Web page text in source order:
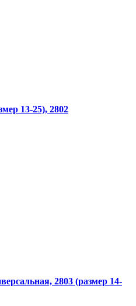
13-25), 2802
2803 (размер 14-